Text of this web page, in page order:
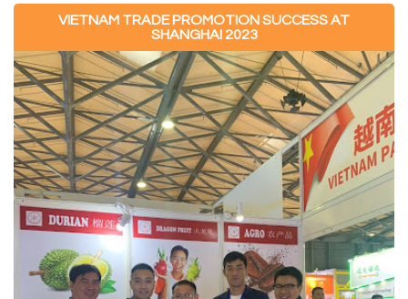
VIETNAM TRADE PROMOTION SUCCESS AT
SHANGHAI 2023